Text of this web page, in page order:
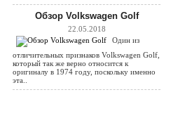
Обзор Volkswagen Golf
22.05.2018
Один из
отличительных признаков Volkswagen Golf,
который так же верно относится к
оригиналу в 1974 году, поскольку именно
эта..